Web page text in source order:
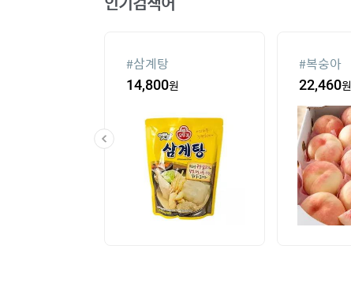
#삼계탕
14,800원
#복숭아
22,460원